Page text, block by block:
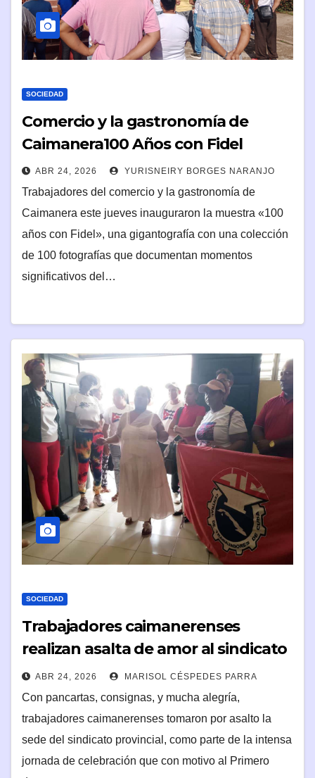
SOCIEDAD
Comercio y la gastronomía de
Caimanera100 Años con Fidel
ABR 24, 2026 YURISNEIRY BORGES NARANJO
Trabajadores del comercio y la gastronomía de
Caimanera este jueves inauguraron la muestra «100
años con Fidel», una gigantografía con una colección
de 100 fotografías que documentan momentos
significativos del…
SOCIEDAD
Trabajadores caimanerenses
realizan asalta de amor al sindicato
provincial
ABR 24, 2026 MARISOL CÉSPEDES PARRA
Con pancartas, consignas, y mucha alegría,
trabajadores caimanerenses tomaron por asalto la
sede del sindicato provincial, como parte de la intensa
jornada de celebración que con motivo al Primero